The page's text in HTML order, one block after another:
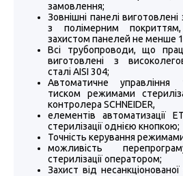
замовлення;
Зовнішні панелі виготовлені
з полімерним
захистом панелей не менше
Всі трубопроводи, що
виготовлені з
сталі AISI 304;
Автоматичне
тиском режимами
контролера SCHNEIDER,
елементів автоматизації
стерилізації однією кнопкою;
Точність керування режимами
можливість
стерилізації оператором;
Захист від